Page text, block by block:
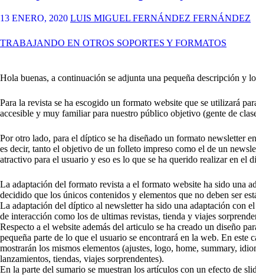
13 ENERO, 2020 LUIS MIGUEL FERNÁNDEZ FERNÁNDEZ
TRABAJANDO EN OTROS SOPORTES Y FORMATOS
Hola buenas, a continuación se adjunta una pequeña descripción y
Para la revista se ha escogido un formato website que se utilizará
accesible y muy familiar para nuestro público objetivo (gente de
Por otro lado, para el díptico se ha diseñado un formato newsletter
es decir, tanto el objetivo de un folleto impreso como el de un
atractivo para el usuario y eso es lo que se ha querido realizar en el
La adaptación del formato revista a el formato website ha sido una
decidido que los únicos contenidos y elementos que no deben ser
La adaptación del díptico al newsletter ha sido una adaptación con
de interacción como los de ultimas revistas, tienda y viajes
Respecto a el website además del articulo se ha creado un diseño
pequeña parte de lo que el usuario se encontrará en la web. En
mostrarán los mismos elementos (ajustes, logo, home, summary,
lanzamientos, tiendas, viajes sorprendentes).
En la parte del sumario se muestran los artículos con un efecto de